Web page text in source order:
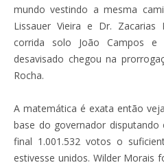
mundo vestindo a mesma
Lissauer Vieira e Dr.
corrida solo João Campos
desavisado chegou na
Rocha.
A matemática é exata então
base do governador
final 1.001.532 votos o
estivesse unidos. Wilder Morais